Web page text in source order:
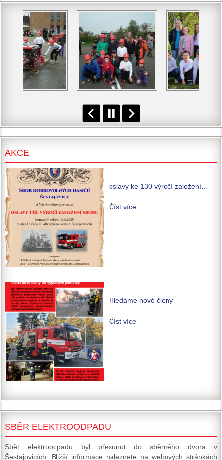
AKCE
oslavy ke 130 výročí založení…
Číst více
Hledáme nové členy
Číst více
SBĚR ELEKTROODPADU
Sběr elektroodpadu byl přesunut do sběrného dvora v
Šestajovicích. Bližší informace naleznete na webových stránkách